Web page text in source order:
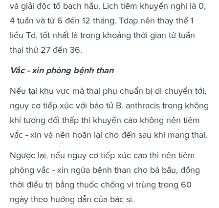
và giải độc tố bạch hầu. Lịch tiêm khuyến nghị là 0,
4 tuần và từ 6 đến 12 tháng. Tdap nên thay thế 1
liều Td, tốt nhất là trong khoảng thời gian từ tuần
thai thứ 27 đến 36.
Vắc - xin phòng bệnh than
Nếu tại khu vực mà thai phụ chuẩn bị di chuyển tới,
nguy cơ tiếp xúc với bào tử B. anthracis trong không
khí tương đối thấp thì khuyến cáo không nên tiêm
vắc - xin và nên hoãn lại cho đến sau khi mang thai.
Ngược lại, nếu nguy cơ tiếp xúc cao thì nên tiêm
phòng vắc - xin ngừa bệnh than cho bà bầu, đồng
thời điều trị bằng thuốc chống vi trùng trong 60
ngày theo hướng dẫn của bác sĩ.